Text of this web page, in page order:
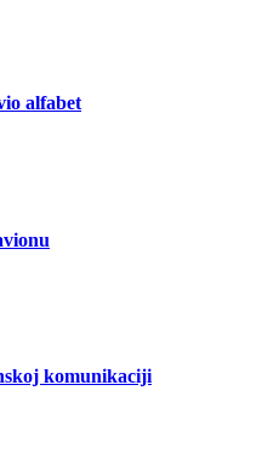
alfabet
komunikaciji